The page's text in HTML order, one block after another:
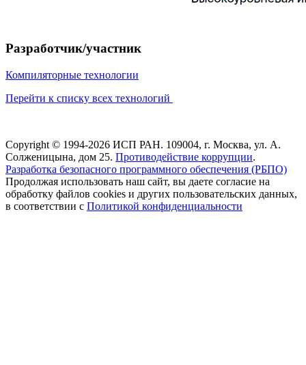
Разработчик/участник
Компиляторные технологии
Перейти к списку всех технологий
Copyright © 1994-2026 ИСП РАН. 109004, г. Москва, ул. А.
Солженицына, дом 25. Противодействие коррупции.
Разработка безопасного программного обеспечения (РБПО)
Продолжая использовать наш сайт, вы даете согласие на
обработку файлов cookies и других пользовательских данных,
в соответствии с Политикой конфиденциальности